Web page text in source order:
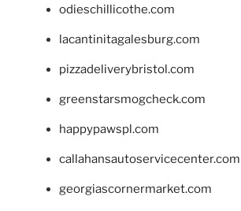
odieschillicothe.com
lacantinitagalesburg.com
pizzadeliverybristol.com
greenstarsmogcheck.com
happypawspl.com
callahansautoservicecenter.com
georgiascornermarket.com